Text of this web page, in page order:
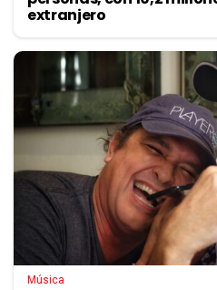
extranjero
Música